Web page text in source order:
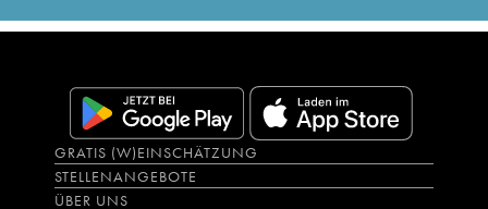
GRATIS (W)EINSCHÄTZUNG
STELLENANGEBOTE
ÜBER UNS